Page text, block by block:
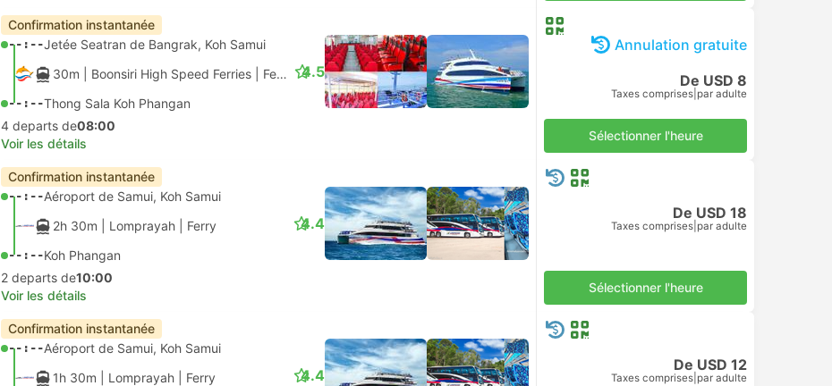
Confirmation instantanée
--:--Jetée Seatran de Bangrak, Koh Samui
30m | Boonsiri High Speed Ferries Ferry
--:--Thong Sala Koh Phangan
4.5
4 departs de08:00
Voir les détails
Annulation gratuite
De USD 8
Taxes comprises par adulte
Sélectionner l'heure
Confirmation instantanée
--:--Aéroport de Samui, Koh Samui
2h 30m | Lomprayah Ferry
--:--Koh Phangan
4.4
2 departs de10:00
Voir les détails
De USD 18
Taxes comprises par adulte
Sélectionner l'heure
Confirmation instantanée
--:--Aéroport de Samui, Koh Samui
1h 30m | Lomprayah Ferry 4.4
De USD 12
Taxes comprises par adulte